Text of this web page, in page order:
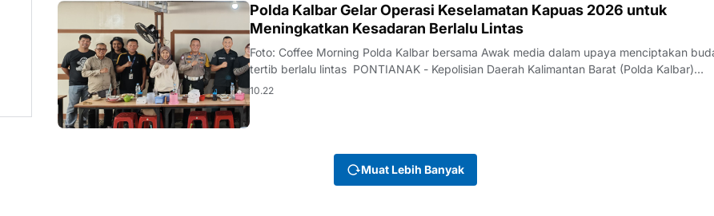
KALBAR
Polda Kalbar Gelar Operasi Keselamatan Kapuas 2026 untuk
Meningkatkan Kesadaran Berlalu Lintas
Foto: Coffee Morning Polda Kalbar bersama Awak media dalam upaya menciptakan
tertib berlalu lintas PONTIANAK - Kepolisian Daerah Kalimantan Barat (Polda Kalbar)
memperkuat…
10.22
Muat Lebih Banyak